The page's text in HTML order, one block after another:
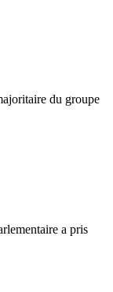
du groupe
a pris